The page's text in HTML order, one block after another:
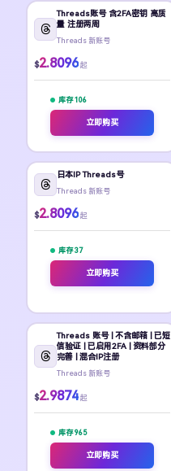
Threads账号 含2FA密钥 高质
量 注册两周
Threads 新账号
$2.8096 起
库存 106
立即购买
日本IP Threads号
Threads 新账号
$2.8096 起
库存 37
立即购买
Threads 账号 | 不含邮箱 | 已短
信验证 | 已启用2FA | 资料部分
完善 | 混合IP注册
Threads 新账号
$2.9874 起
库存 965
立即购买